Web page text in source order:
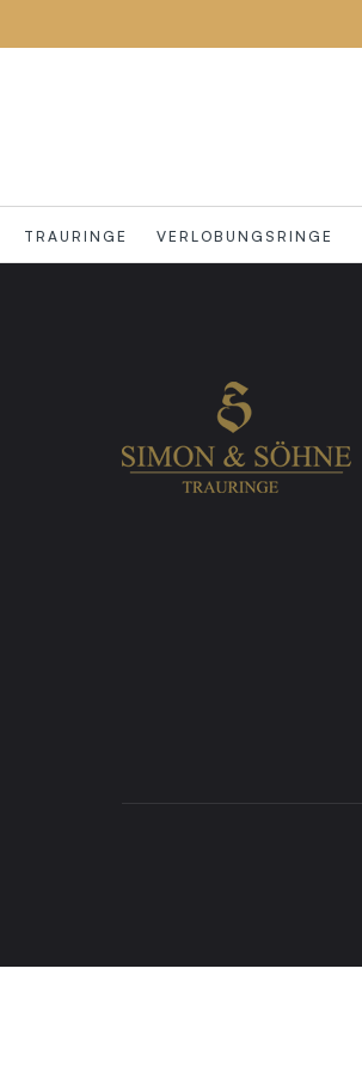
TRAURINGE VERLOBUNGSRINGE